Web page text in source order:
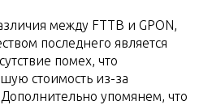
между FTTB и GPON,
последнего является
помех, что
стоимость из-за
упомянем, что